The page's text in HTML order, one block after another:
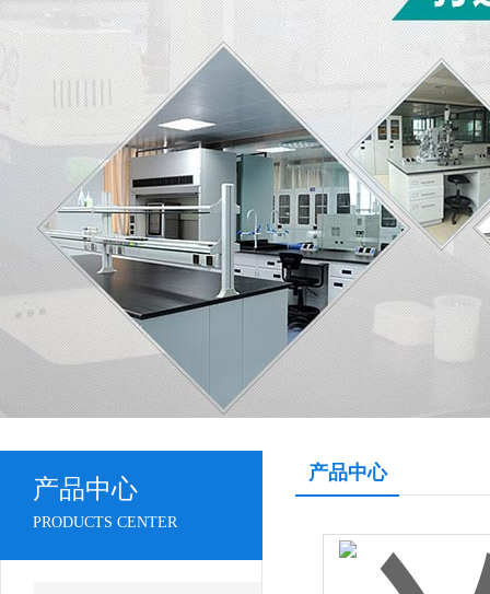
产品中心
PRODUCTS CENTER
产品中心